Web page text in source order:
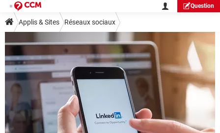
Question
Applis & Sites Réseaux sociaux